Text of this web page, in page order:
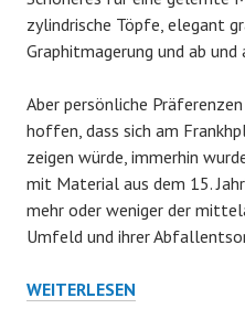
zylindrische Töpfe, elegant
Graphitmagerung und ab und
Aber persönliche
hoffen, dass sich am
zeigen würde, immerhin
mit Material aus dem 15.
mehr oder weniger der
Umfeld und ihrer
DES
WEITERLESEN